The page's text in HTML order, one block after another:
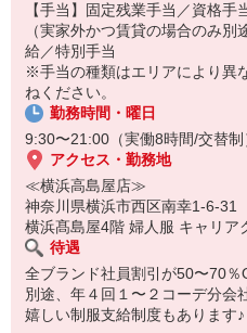
※今年は韓国に行きました
【手当】固定残業手当／資格
（実家外かつ賃貸の場合のみ
給／特別手当
※手当の種類はエリアにより異
ねください。
勤務時間・曜日
9:30〜21:00（実働8時間/交替制
アクセス・勤務地
≪横浜高島屋店≫
神奈川県横浜市西区南幸1-6-31
横浜髙島屋4階 婦人服 キャリア
待遇
全ブランド社員割引が50〜70％
別途、年４回１〜２コーデ分会
嬉しい制服支給制度もあります♪